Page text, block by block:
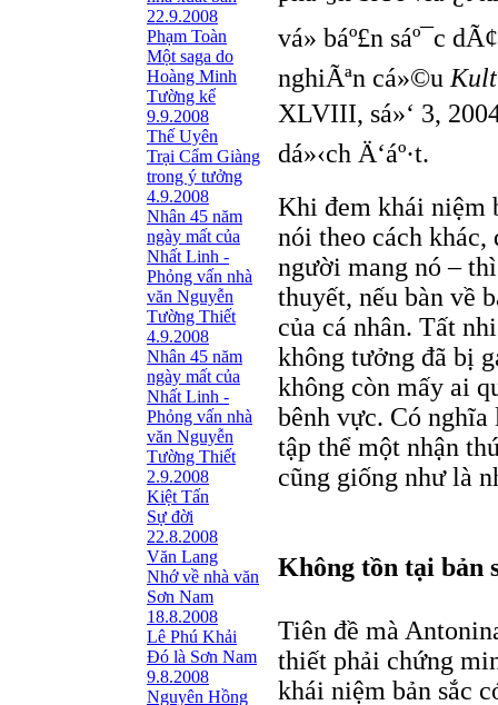
22.9.2008
Phạm Toàn
Một saga do
Hoàng Minh
Tường kể
9.9.2008
Thế Uyên
Trại Cẩm Giàng
trong ý tưởng
4.9.2008
Nhân 45 năm
ngày mất của
Nhất Linh -
Phỏng vấn nhà
văn Nguyễn
Tường Thiết
4.9.2008
Nhân 45 năm
ngày mất của
Nhất Linh -
Phỏng vấn nhà
văn Nguyễn
Tường Thiết
2.9.2008
Kiệt Tấn
Sự đời
22.8.2008
Văn Lang
Nhớ về nhà văn
Sơn Nam
18.8.2008
Lê Phú Khải
Đó là Sơn Nam
9.8.2008
Nguyên Hồng
vá» báº£n sáº¯c
nghiÃªn cá»©u
XLVIII, sá»‘ 3,
dá»‹ch Ä‘áº·t.
Khi đem khái niệm
nói theo cách khác,
người mang nó –
thuyết, nếu bàn về
của cá nhân. Tất
không tưởng đã bị
không còn mấy ai
bênh vực. Có
tập thể một nhận
cũng giống như là
Không tồn tại bản
Tiên đề mà
thiết phải chứng
khái niệm bản sắc